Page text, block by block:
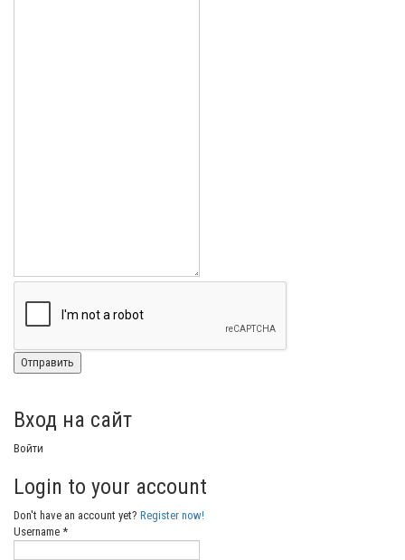
Вход на сайт
Войти
Login to your account
Don't have an account yet? Register now!
Username *